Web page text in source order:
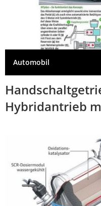
Automobil
Hybridantrieb